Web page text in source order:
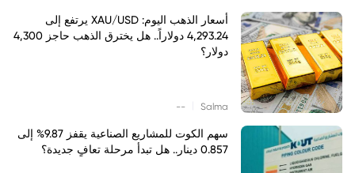
أسعار الذهب اليوم: XAU/USD يرتفع إلى
4,293.24 دولاراً.. هل يخترق الذهب حاجز 4,300
دولار؟
Salma
--
سهم الكوت للمشاريع الصناعية يقفز 9.87% إلى
0.857 دينار.. هل تبدأ مرحلة تعافٍ جديدة؟